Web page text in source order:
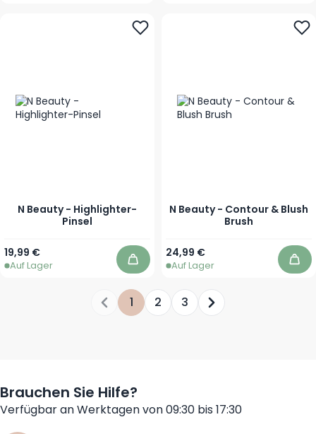
N Beauty - Highlighter-
Pinsel
19,99 €
Auf Lager In den Warenkorb
N Beauty - Contour & Blush
Brush
24,99 €
Auf Lager In
Sie lesen gerade die Seite
1 Seite
2 Seite
3 Seite
Brauchen Sie Hilfe?
Verfügbar an Werktagen von 09:30 bis 17:30